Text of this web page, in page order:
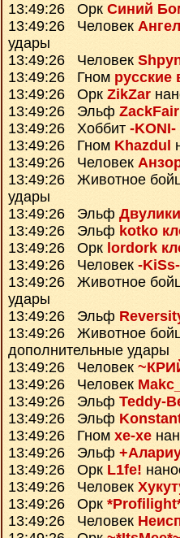
13:49:26 Орк Синий
13:49:26 Человек
удары
13:49:26 Человек
13:49:26 Гном русские
13:49:26 Орк ZikZar
13:49:26 Эльф ZackFair
13:49:26 Хоббит -KONI-
13:49:26 Гном Khazdul
13:49:26 Человек
13:49:26 Животное
удары
13:49:26 Эльф
13:49:26 Эльф kotko
13:49:26 Орк lordork
13:49:26 Человек -
13:49:26 Животное
удары
13:49:26 Эльф
13:49:26 Животное
дополнительные удары
13:49:26 Человек
13:49:26 Человек
13:49:26 Эльф Teddy-
13:49:26 Эльф
13:49:26 Гном xe-xe
13:49:26 Эльф
13:49:26 Орк L1fe!
13:49:26 Человек
13:49:26 Орк
13:49:26 Человек